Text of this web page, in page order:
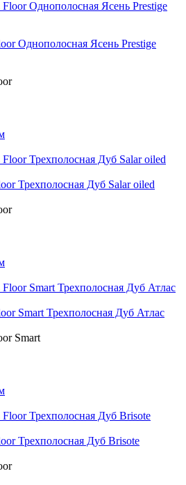
Однополосная Ясень Prestige
Трехполосная Дуб Salar oiled
Smart Трехполосная Дуб Атлас
Smart
Трехполосная Дуб Brisote